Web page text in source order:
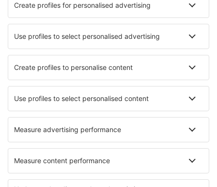
Mobile app
Fluggesellschaften
Ryanair
WizzAir
Lufthansa
Eurowings
Turkish Airlines
Über eSky
Impressum
AGB
Meine Reservierung
Datenschutz